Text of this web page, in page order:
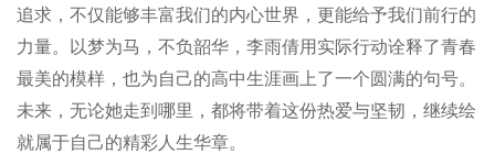
追求，不仅能够丰富我们的内心世界，更能给予我们前行的
力量。以梦为马，不负韶华，李雨倩用实际行动诠释了青春
最美的模样，也为自己的高中生涯画上了一个圆满的句号。
未来，无论她走到哪里，都将带着这份热爱与坚韧，继续绘
就属于自己的精彩人生华章。